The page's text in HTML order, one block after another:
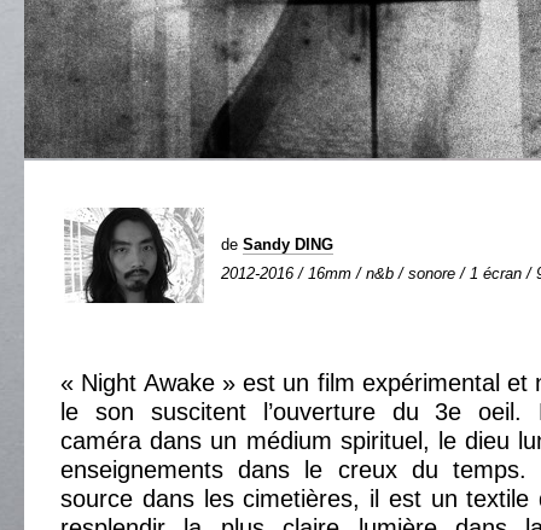
de Sandy DING
2012-2016 / 16mm / n&b / sonore / 1 écran /
« Night Awake » est un film expérimental et
le son suscitent l’ouverture du 3e oeil.
caméra dans un médium spirituel, le dieu
enseignements dans le creux du
source dans les cimetières, il est un